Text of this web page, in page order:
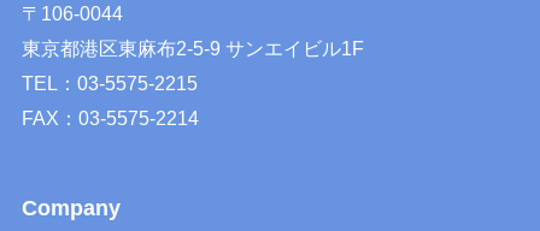
〒106-0044
東京都港区東麻布2-5-9 サンエイビル1F
TEL：03-5575-2215
FAX：03-5575-2214
Company